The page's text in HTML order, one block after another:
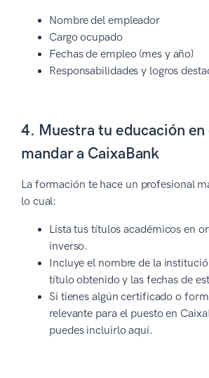
Nombre del empleador
Cargo ocupado
Fechas de empleo (mes y año)
Responsabilidades y logros
4. Muestra tu educación en
mandar a CaixaBank
La formación te hace un profesional
lo cual:
Lista tus títulos académicos en
inverso.
Incluye el nombre de la
título obtenido y las fechas de
Si tienes algún certificado o
relevante para el puesto en
puedes incluirlo aquí.